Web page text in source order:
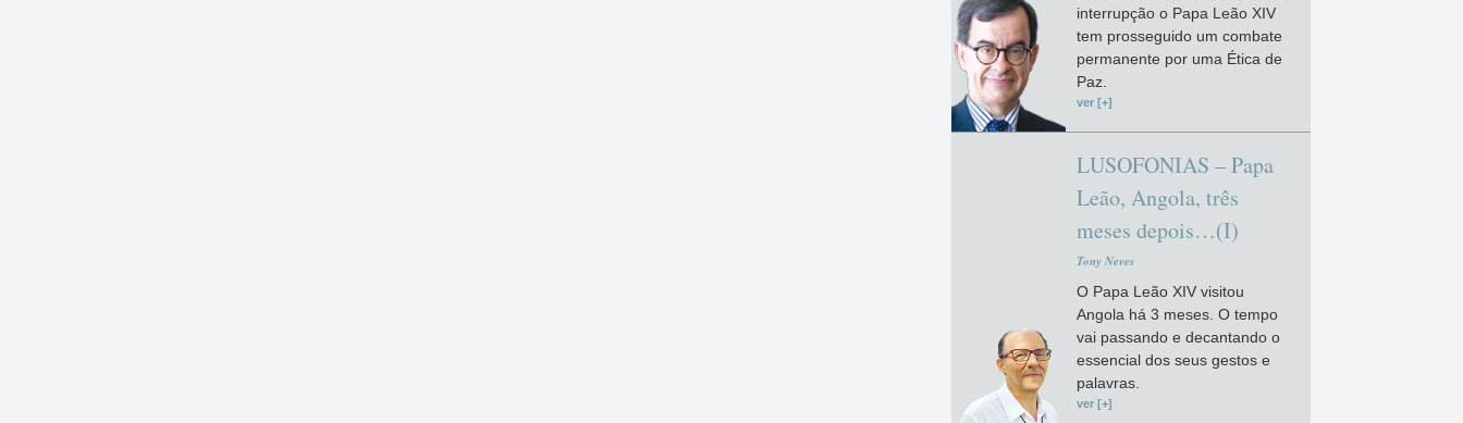
interrupção o Papa Leão XIV
tem prosseguido um combate
permanente por uma Ética de
Paz.
ver [+]
LUSOFONIAS – Papa
Leão, Angola, três
meses depois…(I)
Tony Neves
O Papa Leão XIV visitou
Angola há 3 meses. O tempo
vai passando e decantando o
essencial dos seus gestos e
palavras.
ver [+]